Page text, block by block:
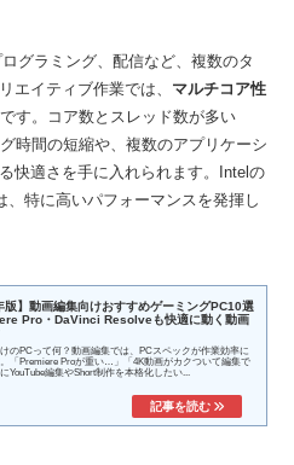
グラミング、配信など、複数のタ
エイティブ作業では、 マルチコア性
す。コア数とスレッド数が多い
時間の短縮や、複数のアプリケーシ
快適さを手に入れられます。Intelの
特に高いパフォーマンスを発揮し
版】動画編集向けおすすめゲーミングPC10選
Pro・DaVinci Resolveも快適に動く動画
のPCって何？動画編集では、PCスペックが作業効率に
「Premiere Proが重い…」「4K動画がカクついて編集で
YouTube編集やShort制作を本格化したい...